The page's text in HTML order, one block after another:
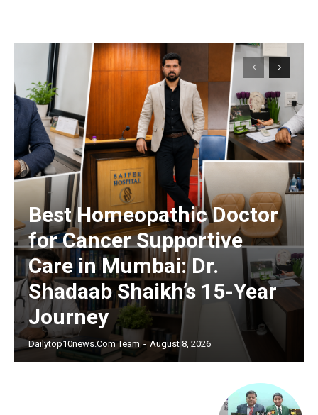
Best Homeopathic Doctor
for Cancer Supportive
Care in Mumbai: Dr.
Shadaab Shaikh’s 15-Year
Journey
Dailytop10news.com Team - August 8, 2026